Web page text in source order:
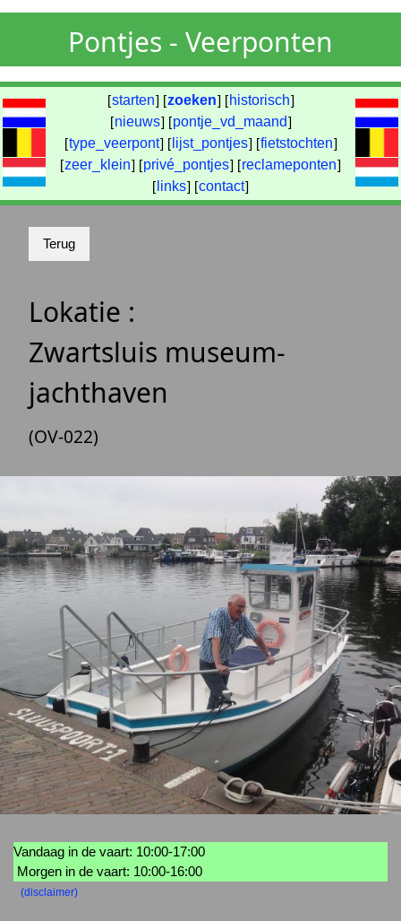
Pontjes - Veerponten
[starten] [zoeken] [ historisch]
[nieuws] [pontje_vd_maand]
[type_veerpont] [ lijst_pontjes] [fietstochten]
[zeer_klein] [privé_pontjes] [reclameponten]
[ links] [contact]
Lokatie :
Zwartsluis museum-
jachthaven
(OV-022)
Vandaag in de vaart: 10:00-17:00
Morgen in de vaart: 10:00-16:00
(disclaimer)